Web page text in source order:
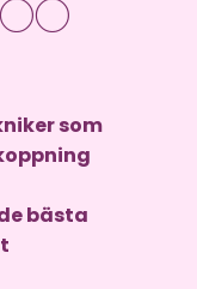
som
bästa